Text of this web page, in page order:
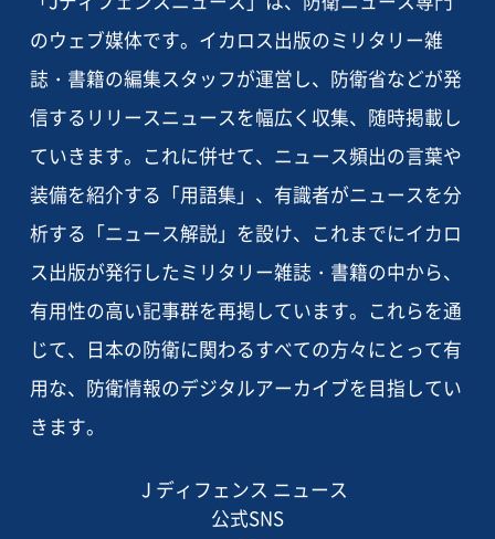
のウェブ媒体です。イカロス出版のミリタリー雑
誌・書籍の編集スタッフが運営し、防衛省などが発
信するリリースニュースを幅広く収集、随時掲載し
ていきます。これに併せて、ニュース頻出の言葉や
装備を紹介する「用語集」、有識者がニュースを分
析する「ニュース解説」を設け、これまでにイカロ
ス出版が発行したミリタリー雑誌・書籍の中から、
有用性の高い記事群を再掲しています。これらを通
じて、日本の防衛に関わるすべての方々にとって有
用な、防衛情報のデジタルアーカイブを目指してい
きます。
J ディフェンス ニュース
公式SNS